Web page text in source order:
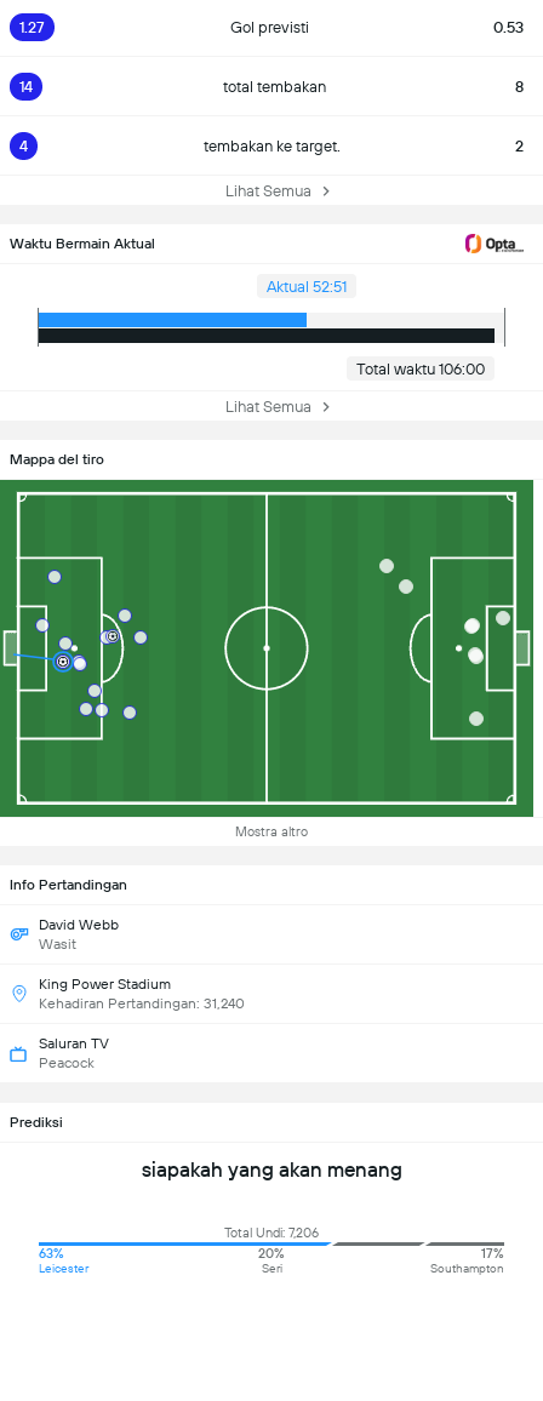
1.27 Gol previsti 0.53
14 total tembakan 8
4 tembakan ke target. 2
Lihat Semua
Waktu Bermain Aktual
Aktual 52:51
Total waktu 106:00
Lihat Semua
Mappa del tiro
Mostra altro
Info Pertandingan
David Webb
Wasit
King Power Stadium
Kehadiran Pertandingan: 31,240
Saluran TV
Peacock
Prediksi
siapakah yang akan menang
Total Undi: 7,206
63%
Leicester
20%
Seri
17%
Southampton